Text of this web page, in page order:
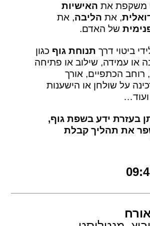
משקפת את האישיות
, את הליבה, את
של האדם.
ביטוי דרך תנוחת גוף כגון
או עמידה, שילוב או פתיחה
רוחב הכתפיים, אורך
על שולחן או הישענות
בעזרת ידע בשפת גוף,
את תהליך קבלת